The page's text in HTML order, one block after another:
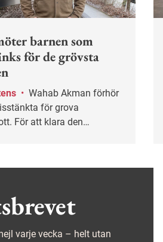
barnen som
för de grövsta
•
för grova
För att klara den
varje vecka – helt utan